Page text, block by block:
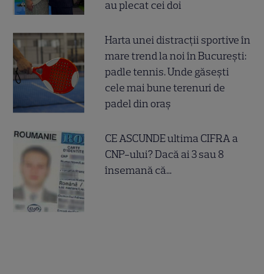
au plecat cei doi
Harta unei distracții sportive în
mare trend la noi în București:
padle tennis. Unde găsești
cele mai bune terenuri de
padel din oraș
CE ASCUNDE ultima CIFRA a
CNP-ului? Dacă ai 3 sau 8
însemană că...